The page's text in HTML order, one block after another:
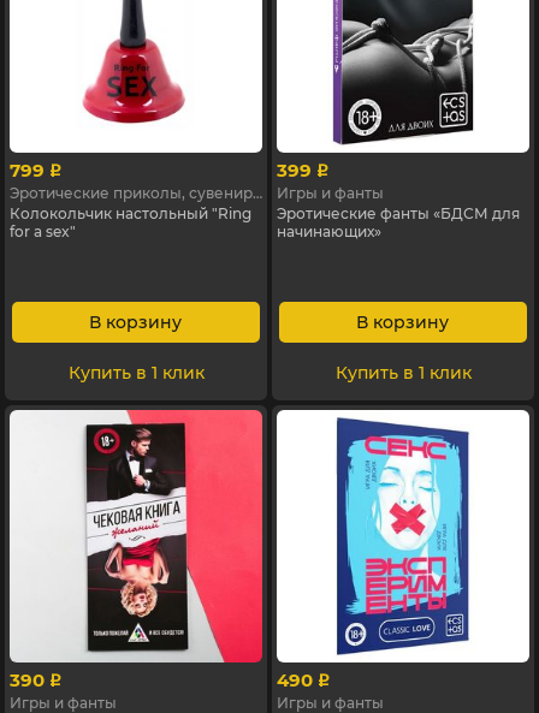
799 p
Эротические приколы, сувениры
Колокольчик настольный "Ring
for a sex"
В корзину
Купить в 1 клик
399 p
Игры и фанты
Эротические фанты «БДСМ для
начинающих»
В корзину
Купить в 1 клик
390 p
Игры и фанты
490 p
Игры и фанты